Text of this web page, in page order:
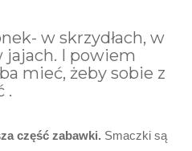
w skrzydłach, w
jajach. I powiem
mieć, żeby sobie z
.
część zabawki. Smaczki są